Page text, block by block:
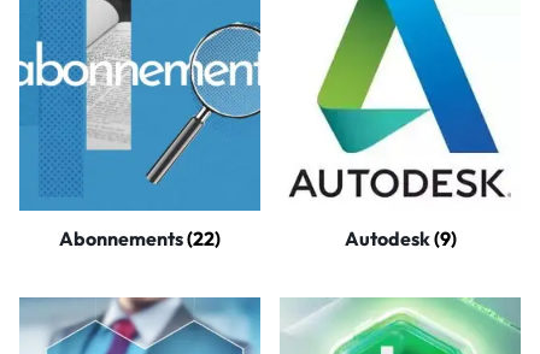
Abonnements(22) Autodesk(9)